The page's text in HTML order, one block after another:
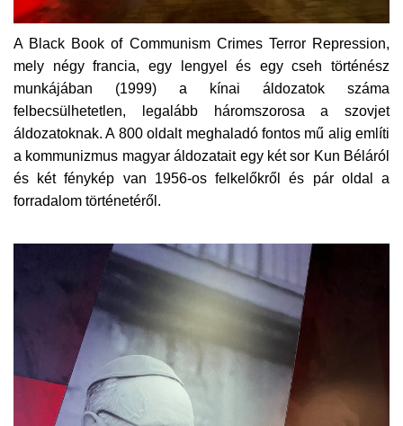
A Black Book of Communism Crimes Terror Repression,
mely négy francia, egy lengyel és egy cseh történész
munkájában (1999) a kínai áldozatok száma
felbecsülhetetlen, legalább háromszorosa a szovjet
áldozatoknak. A 800 oldalt meghaladó fontos mű alig említi
a kommunizmus magyar áldozatait egy két sor Kun Béláról
és két fénykép van 1956-os felkelőkről és pár oldal a
forradalom történetéről.